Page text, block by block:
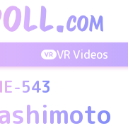
VR Videos
543